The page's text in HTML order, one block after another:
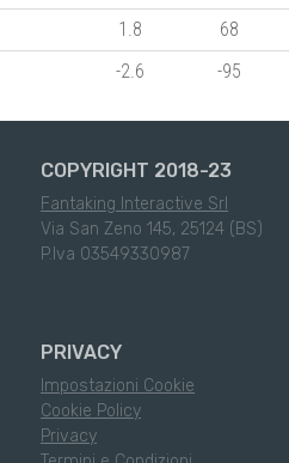
1.8
68
-2.6 -95
COPYRIGHT 2018-23
Fantaking Interactive Srl
Via San Zeno 145, 25124 (BS)
P.Iva 03549330987
PRIVACY
Impostazioni Cookie
Cookie Policy
Privacy